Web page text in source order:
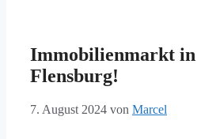
Immobilienmarkt in
Flensburg!
7. August 2024 von Marcel